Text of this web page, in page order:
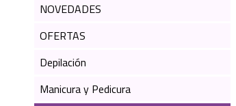
NOVEDADES
OFERTAS
Depilación
Manicura y Pedicura